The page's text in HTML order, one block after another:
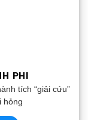
PHI
tích “giải cứu”
hỏng